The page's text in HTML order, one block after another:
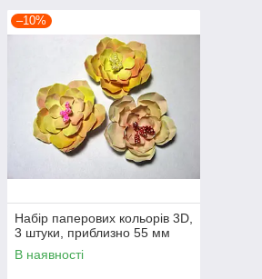
–10%
Набір паперових кольорів 3D,
3 штуки, приблизно 55 мм
В наявності